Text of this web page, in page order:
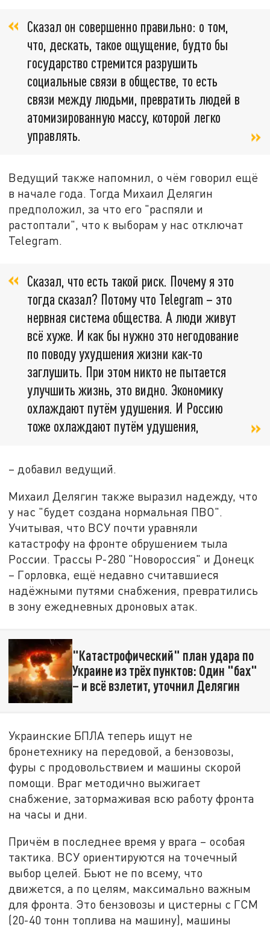
Сказал он совершенно правильно: о том,
что, дескать, такое ощущение, будто бы
государство стремится разрушить
социальные связи в обществе, то есть
связи между людьми, превратить людей в
атомизированную массу, которой легко
управлять.
Ведущий также напомнил, о чём говорил ещё
в начале года. Тогда Михаил Делягин
предположил, за что его "распяли и
растоптали", что к выборам у нас отключат
Telegram.
Сказал, что есть такой риск. Почему я это
тогда сказал? Потому что Telegram – это
нервная система общества. А люди живут
всё хуже. И как бы нужно это негодование
по поводу ухудшения жизни как-то
заглушить. При этом никто не пытается
улучшить жизнь, это видно. Экономику
охлаждают путём удушения. И Россию
тоже охлаждают путём удушения,
– добавил ведущий.
Михаил Делягин также выразил надежду, что
у нас "будет создана нормальная ПВО".
Учитывая, что ВСУ почти уравняли
катастрофу на фронте обрушением тыла
России. Трассы Р-280 "Новороссия" и Донецк
– Горловка, ещё недавно считавшиеся
надёжными путями снабжения, превратились
в зону ежедневных дроновых атак.
"Катастрофический" план удара по
Украине из трёх пунктов: Один "бах"
– и всё взлетит, уточнил Делягин
Украинские БПЛА теперь ищут не
бронетехнику на передовой, а бензовозы,
фуры с продовольствием и машины скорой
помощи. Враг методично выжигает
снабжение, затормаживая всю работу фронта
на часы и дни.
Причём в последнее время у врага – особая
тактика. ВСУ ориентируются на точечный
выбор целей. Бьют не по всему, что
движется, а по целям, максимально важным
для фронта. Это бензовозы и цистерны с ГСМ
(20-40 тонн топлива на машину), машины